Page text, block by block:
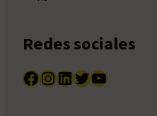
Redes sociales
Facebook InstagramLinkedIn Twitter YouTube